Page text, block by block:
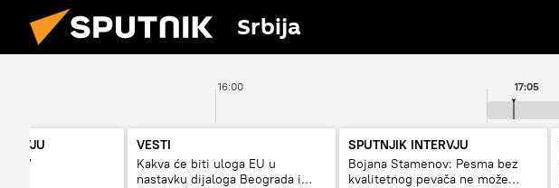
Srbija
16:00 17:05
VESTI
Kakva će biti uloga EU u
nastavku dijaloga Beograda i
SPUTNJIK INTERVJU
Bojana Stamenov: Pesma bez
kvalitetnog pevača ne može